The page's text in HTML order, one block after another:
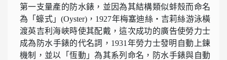
第一支量產的防水錶，並因為其結構類似蚌殼而命名
為「蠔式」(Oyster)，1927年梅塞迪絲・吉莉絲游泳橫
渡英吉利海峽時使其配戴，這次成功的廣告使勞力士
成為防水手錶的代名詞，1931年勞力士發明自動上鍊
機制，並以「恆動」為其系列命名，防水手錶與自動